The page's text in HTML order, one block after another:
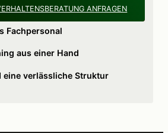
ANFRAGEN
Fachpersonal
aus einer Hand
eine verlässliche Struktur